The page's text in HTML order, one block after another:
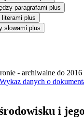
paragrafami plus
plus
słowami plus
Wykaz danych o
i